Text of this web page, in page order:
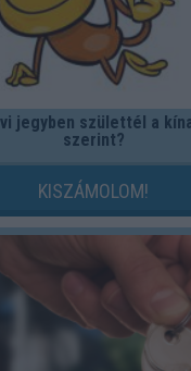
jegyben születtél a
szerint?
KISZÁMOLOM!